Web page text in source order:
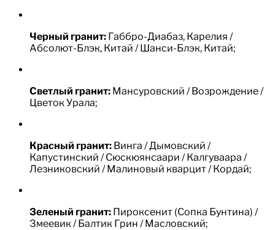
Черный гранит: Габбро-Диабаз, Карелия /
Абсолют-Блэк, Китай / Шанси-Блэк, Китай;
Светлый гранит: Мансуровский / Возрождение /
Цветок Урала;
Красный гранит: Винга / Дымовский /
Капустинский / Сюскюянсаари / Калгуваара /
Лезниковский / Малиновый кварцит / Кордай;
Зеленый гранит: Пироксенит (Сопка Бунтина) /
Змеевик / Балтик Грин / Масловский;